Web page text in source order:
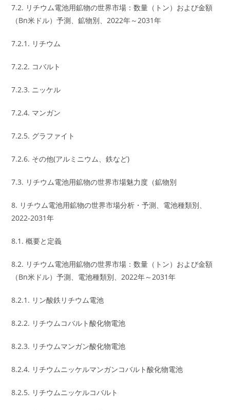
7.2. リチウム電池用鉱物の世界市場：数量（トン）および金額
（Bn米ドル）予測、鉱物別、2022年～2031年
7.2.1. リチウム
7.2.2. コバルト
7.2.3. ニッケル
7.2.4. マンガン
7.2.5. グラファイト
7.2.6. その他(アルミニウム、鉄など)
7.3. リチウム電池用鉱物の世界市場魅力度（鉱物別
8. リチウム電池用鉱物の世界市場分析・予測、電池種類別、
2022-2031年
8.1. 概要と定義
8.2. リチウム電池用鉱物の世界市場：数量（トン）および金額
（Bn米ドル）予測、電池種類別、2022年～2031年
8.2.1. リン酸鉄リチウム電池
8.2.2. リチウムコバルト酸化物電池
8.2.3. リチウムマンガン酸化物電池
8.2.4. リチウムニッケルマンガンコバルト酸化物電池
8.2.5. リチウムニッケルコバルト